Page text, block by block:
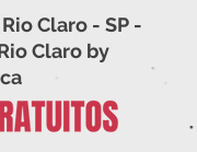
Claro - SP -
Claro by